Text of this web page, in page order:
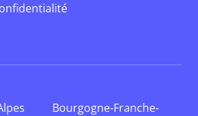
Bourgogne-Franche-